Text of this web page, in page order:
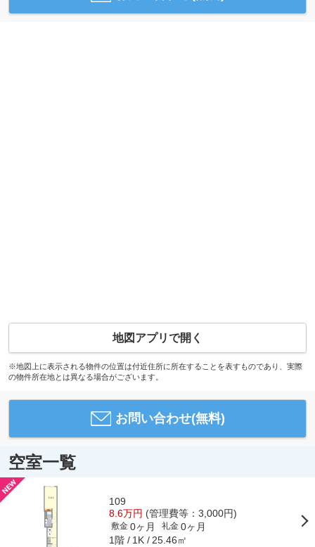
地図アプリで開く
※地図上に表示される物件の位置は付近住所に所在することを表すものであり、実際
の物件所在地とは異なる場合がございます。
お問い合わせ(無料)
空室一覧
109
8.6万円 (管理費等：3,000円)
敷金 0ヶ月 礼金 0ヶ月
1階 1K 25.46㎡